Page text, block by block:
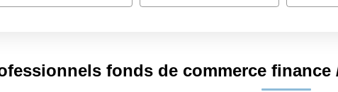
fonds de commerce